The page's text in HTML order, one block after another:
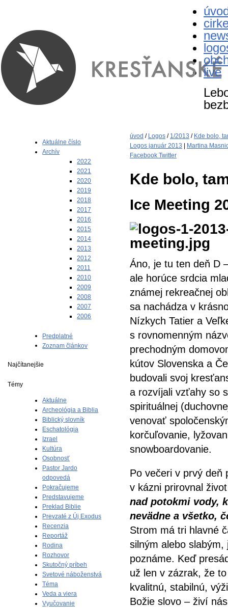
live
Aktuálne číslo
Archív
2022
2021
2020
2019
2018
2017
2016
2015
2014
2013
2012
2011
2010
2009
2008
2007
2006
Predplatné
Zoznam článkov
Najčítanejšie
Témy
Aktuálne
Archeológia a Biblia
Biblický slovník
Eschatológia
Izrael
Kultúra
Osobnosť
Pastor Jardo
odpovedá
Pokračujeme
Predstavujeme
Preklad Biblie
Prevzaté z Új Exodus
Recenzia
Reportáž
Rodina
Rozhovor
Skutočný príbeh
Svetové náboženstvá
Téma
Veda a viera
Vyučovanie
úvod / Logos / 1/2013 / Kde bolo,
Logos január 2013
Martina
Facebook Twitter
Kde bolo,
Ice Meeting
Áno, je tu ten deň D
ale horúce srdcia
známej rekreačnej
sa nachádza v
Nízkych Tatier a
s rovnomenným
prechodným
kútov Slovenska a
budovali svoj
a rozvíjali vzťahy so
spirituálnej
venovať
korčuľovanie,
snowboardovanie.
Po večeri v prvý deň
v kázni prirovnal
nad potokmi vody,
nevädne a všetko,
Strom má tri hlavné
silným alebo
poznáme. Keď
už len v zázrak, že
kvalitnú, stabilnú,
Božie slovo – živí